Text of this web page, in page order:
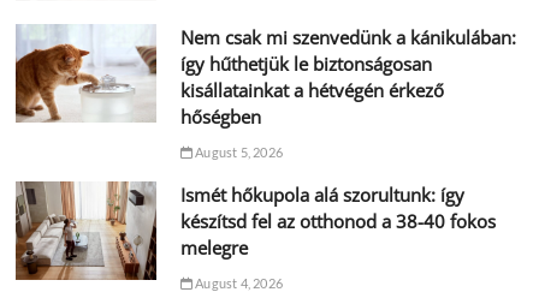
Nem csak mi szenvedünk a kánikulában:
így hűthetjük le biztonságosan
kisállatainkat a hétvégén érkező
hőségben
August 5, 2026
Ismét hőkupola alá szorultunk: így
készítsd fel az otthonod a 38-40 fokos
melegre
August 4, 2026